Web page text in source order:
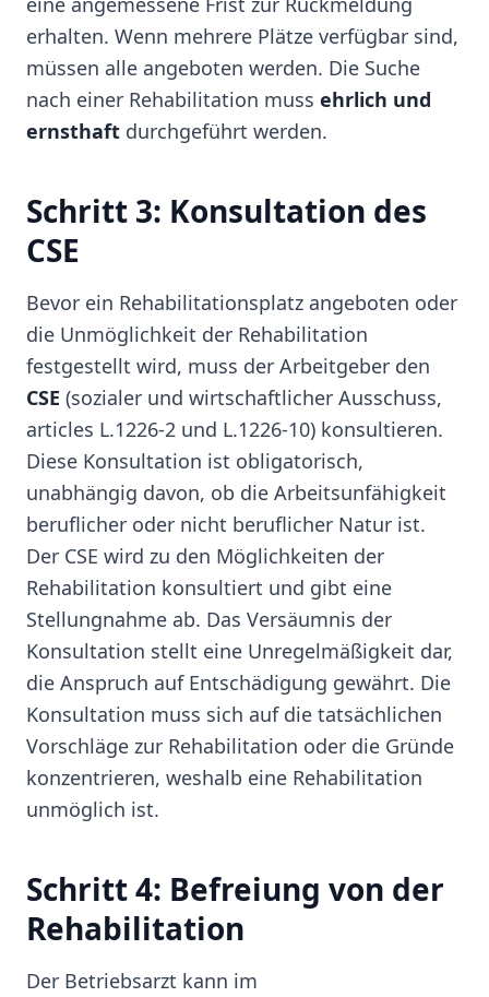
erhalten. Wenn mehrere Plätze verfügbar sind,
müssen alle angeboten werden. Die Suche
nach einer Rehabilitation muss ehrlich und
ernsthaft durchgeführt werden.
Schritt 3: Konsultation des
CSE
Bevor ein Rehabilitationsplatz angeboten oder
die Unmöglichkeit der Rehabilitation
festgestellt wird, muss der Arbeitgeber den
CSE (sozialer und wirtschaftlicher Ausschuss,
articles L.1226-2 und L.1226-10) konsultieren.
Diese Konsultation ist obligatorisch,
unabhängig davon, ob die Arbeitsunfähigkeit
beruflicher oder nicht beruflicher Natur ist.
Der CSE wird zu den Möglichkeiten der
Rehabilitation konsultiert und gibt eine
Stellungnahme ab. Das Versäumnis der
Konsultation stellt eine Unregelmäßigkeit dar,
die Anspruch auf Entschädigung gewährt. Die
Konsultation muss sich auf die tatsächlichen
Vorschläge zur Rehabilitation oder die Gründe
konzentrieren, weshalb eine Rehabilitation
unmöglich ist.
Schritt 4: Befreiung von der
Rehabilitation
Der Betriebsarzt kann im